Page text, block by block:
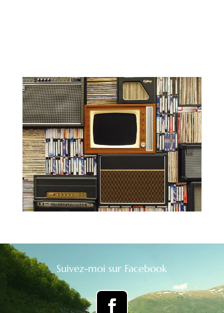
Suivez-moi sur Facebook